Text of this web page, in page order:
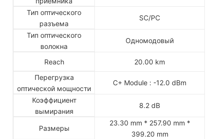
Тип оптического
разъема
SC/PC
Тип оптического
волокна
Одномодовый
Reach
20.00 km
Перегрузка
оптической мощности
C+ Module : -12.0 dBm
Коэффициент
вымирания
8.2 dB
Размеры
23.30 mm * 257.90 mm *
399.20 mm